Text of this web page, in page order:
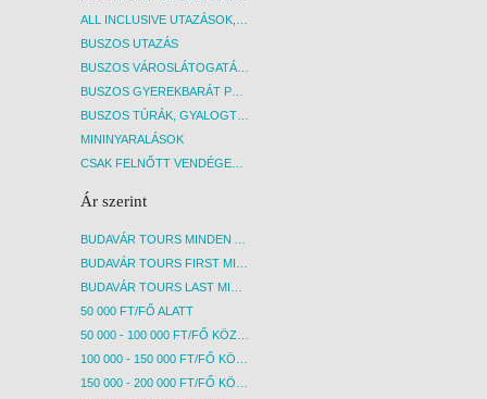
ALL INCLUSIVE UTAZÁSOK, NYARALÁSOK
BUSZOS UTAZÁS
BUSZOS VÁROSLÁTOGATÁSOK
BUSZOS GYEREKBARÁT PROGRAMOK
BUSZOS TÚRÁK, GYALOGTÚRÁK
MININYARALÁSOK
CSAK FELNŐTT VENDÉGEKET FOGADÓ SZÁLLÁSOK
Ár szerint
BUDAVÁR TOURS MINDEN AKCIÓS ÚT
BUDAVÁR TOURS FIRST MINUTE AKCIÓS UTAK
BUDAVÁR TOURS LAST MINUTE AKCIÓS UTAK
50 000 FT/FŐ ALATT
50 000 - 100 000 FT/FŐ KÖZÖTT
100 000 - 150 000 FT/FŐ KÖZÖTT
150 000 - 200 000 FT/FŐ KÖZÖTT